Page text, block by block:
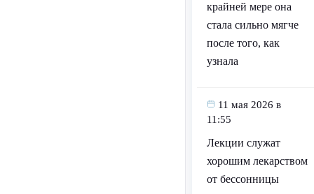
крайней мере она
стала сильно мягче
после того, как
узнала
11 мая 2026 в
11:55
Лекции служат
хорошим лекарством
от бессонницы